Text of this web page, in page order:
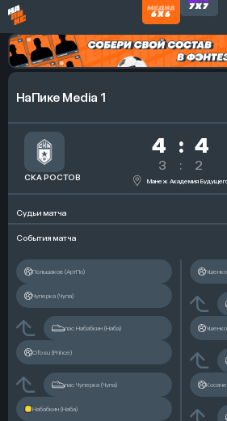
НаПике Media 1
СКА РОСТОВ
4 : 4
3 : 2
Манеж Академия
Судьи матча
Резервный судья
События матча
Польшаков (АртПо)
Чуперка (Чупа)
пас Набабкин (Наба)
Ofosu (Prince)
пас Чуперка (Чупа)
Набабкин (Наба)